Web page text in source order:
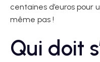
centaines d’euros pour
même pas !
Qui doit